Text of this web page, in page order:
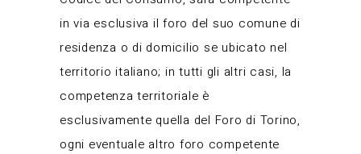
in via esclusiva il foro del suo comune di
residenza o di domicilio se ubicato nel
territorio italiano; in tutti gli altri casi, la
competenza territoriale è
esclusivamente quella del Foro di Torino,
ogni eventuale altro foro competente